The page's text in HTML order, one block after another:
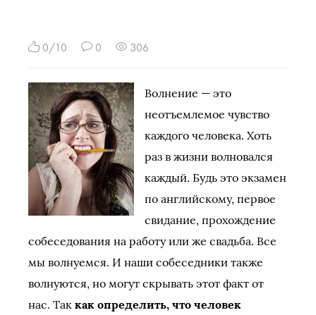
0/10 0 306
Волнение — это
неотъемлемое чувство
каждого человека. Хоть
раз в жизни волновался
каждый. Будь это экзамен
по английскому, первое
свидание, прохождение
собеседования на работу или же свадьба. Все
мы волнуемся. И наши собеседники также
волнуются, но могут скрывать этот факт от
нас. Так как определить, что человек